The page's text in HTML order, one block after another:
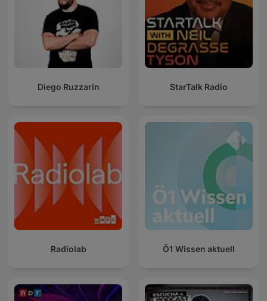
Diego Ruzzarin StarTalk Radio
Radiolab Ö1 Wissen aktuell